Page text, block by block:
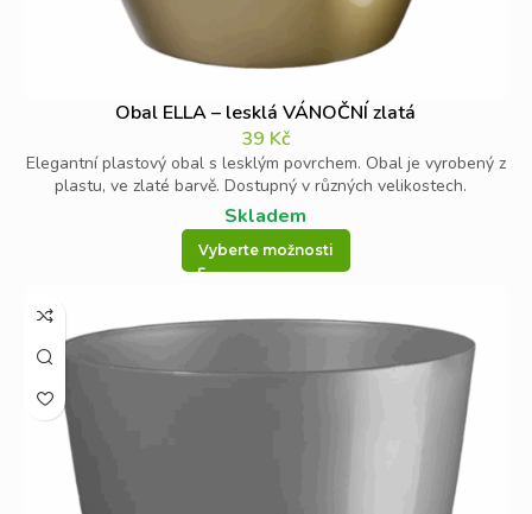
Obal ELLA – lesklá VÁNOČNÍ zlatá
39 Kč
Elegantní plastový obal s lesklým povrchem. Obal je vyrobený z
plastu, ve zlaté barvě. Dostupný v různých velikostech.
Skladem
Vyberte možnosti